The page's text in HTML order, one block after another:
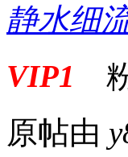
静水细
VIP1
原帖由